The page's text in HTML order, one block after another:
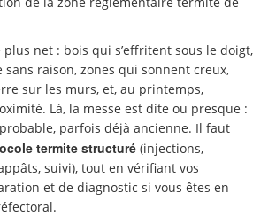
net : bois qui s’effritent sous le doigt,
raison, zones qui sonnent creux,
sur les murs, et, au printemps,
Là, la messe est dite ou presque :
parfois déjà ancienne. Il faut
termite structuré (injections,
suivi), tout en vérifiant vos
et de diagnostic si vous êtes en